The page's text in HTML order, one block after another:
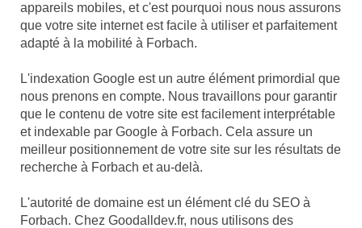
appareils mobiles, et c'est pourquoi nous nous assurons
que votre site internet est facile à utiliser et parfaitement
adapté à la mobilité à Forbach.
L'indexation Google est un autre élément primordial que
nous prenons en compte. Nous travaillons pour garantir
que le contenu de votre site est facilement interprétable
et indexable par Google à Forbach. Cela assure un
meilleur positionnement de votre site sur les résultats de
recherche à Forbach et au-delà.
L'autorité de domaine est un élément clé du SEO à
Forbach. Chez Goodalldev.fr, nous utilisons des